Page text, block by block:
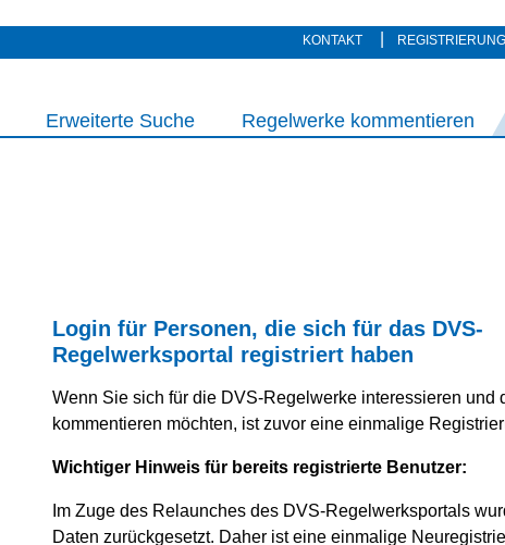
KONTAKT REGISTRIERUNG
Erweiterte Suche Regelwerke kommentieren
Login für Personen, die sich für das DVS-
Regelwerksportal registriert haben
Wenn Sie sich für die DVS-Regelwerke interessieren und
kommentieren möchten, ist zuvor eine einmalige
Wichtiger Hinweis für bereits registrierte Benutzer:
Im Zuge des Relaunches des DVS-Regelwerksportals
Daten zurückgesetzt. Daher ist eine einmalige